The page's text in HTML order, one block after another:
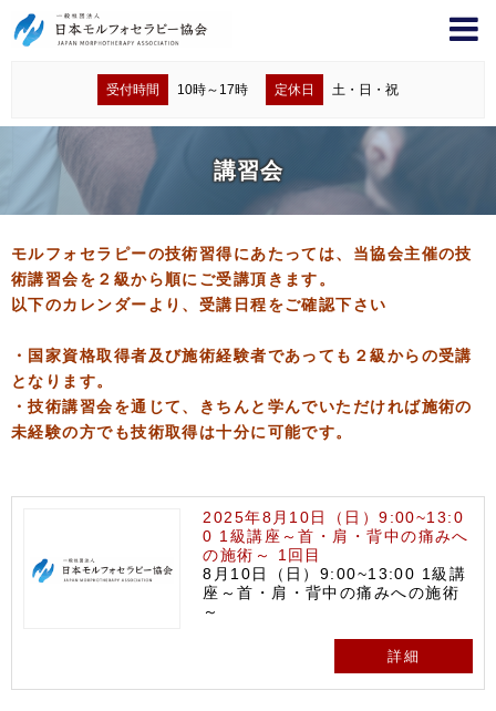
受付時間 10時～17時 定休日 土・日・祝
講習会
モルフォセラピーの技術習得にあたっては、当協会主催の技
術講習会を２級から順にご受講頂きます。
以下のカレンダーより、受講日程をご確認下さい
・国家資格取得者及び施術経験者であっても２級からの受講
となります。
・技術講習会を通じて、きちんと学んでいただければ施術の
未経験の方でも技術取得は十分に可能です。
2025年8月10日（日）9:00~13:0
0 1級講座～首・肩・背中の痛みへ
の施術～ 1回目
8月10日（日）9:00~13:00 1級講
座～首・肩・背中の痛みへの施術
～
詳細